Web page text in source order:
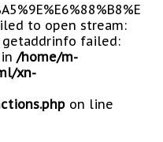
to open stream:
getaddrinfo failed:
/home/m-
xn-
on line